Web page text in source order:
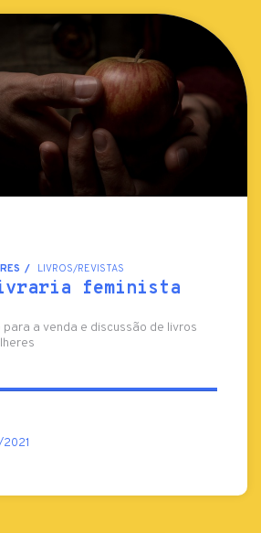
LIVROS/REVISTAS
feminista
a venda e discussão de livros